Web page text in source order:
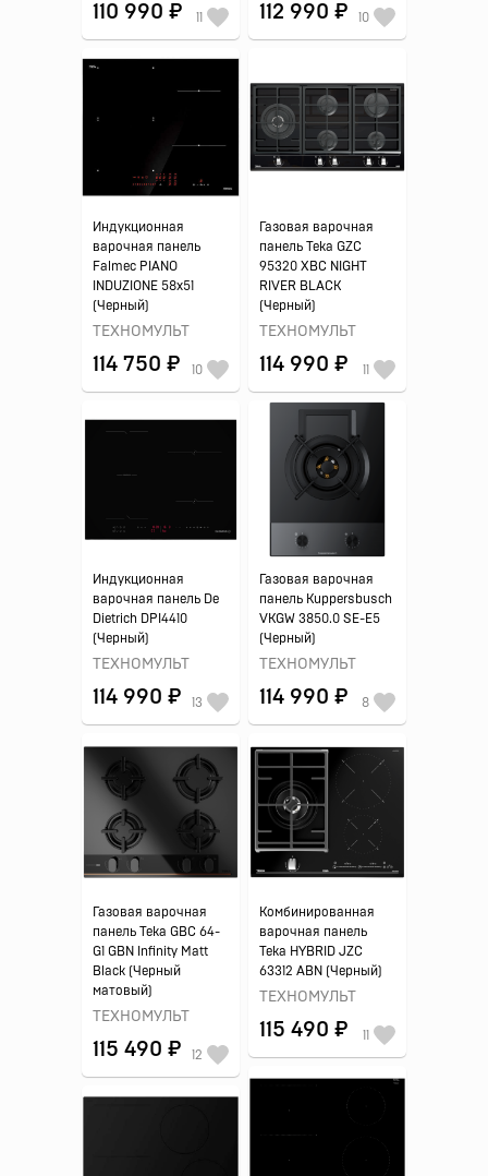
110 990 ₽ 11 112 990 ₽ 10
Индукционная
варочная панель
Falmec PIANO
INDUZIONE 58x51
(Черный)
ТЕХНОМУЛЬТ
114 750 ₽ 10
Газовая варочная
панель Teka GZC
95320 XBC NIGHT
RIVER BLACK
(Черный)
ТЕХНОМУЛЬТ
114 990 ₽ 11
Индукционная
варочная панель De
Dietrich DPI4410
(Черный)
ТЕХНОМУЛЬТ
114 990 ₽ 13
Газовая варочная
панель Kuppersbusch
VKGW 3850.0 SE-E5
(Черный)
ТЕХНОМУЛЬТ
114 990 ₽ 8
Газовая варочная
панель Teka GBC 64-
G1 GBN Infinity Matt
Black (Черный
матовый)
ТЕХНОМУЛЬТ
115 490 ₽ 12
Комбинированная
варочная панель
Teka HYBRID JZC
63312 ABN (Черный)
ТЕХНОМУЛЬТ
115 490 ₽ 11